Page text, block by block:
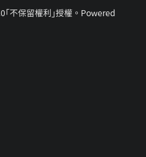
｢不保留權利｣授權。Powered